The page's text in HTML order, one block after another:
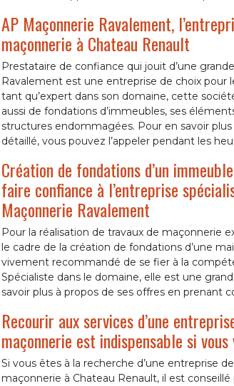
AP Maçonnerie Ravalement,
maçonnerie à Chateau Renault
Prestataire de confiance qui jouit d’une
Ravalement est une entreprise de choix pour
tant qu’expert dans son domaine, cette
aussi de fondations d’immeubles, ses
structures endommagées. Pour en savoir
détaillé, vous pouvez l’appeler pendant les
Création de fondations d’un
faire confiance à l’entreprise
Maçonnerie Ravalement
Pour la réalisation de travaux de
le cadre de la création de fondations d’une
vivement recommandé de se fier à la
Spécialiste dans le domaine, elle est une
savoir plus à propos de ses offres en prenant
Recourir aux services d’une
maçonnerie est indispensable si
Si vous êtes à la recherche d’une entreprise
maçonnerie à Chateau Renault, il est